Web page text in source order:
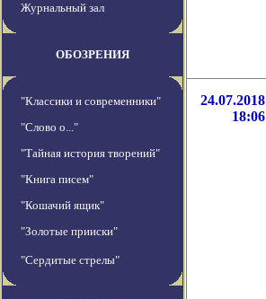
Журнальный зал
ОБОЗРЕНИЯ
"Классики и современники"
"Слово о..."
"Тайная история творений"
"Книга писем"
"Кошачий ящик"
"Золотые прииски"
"Сердитые стрелы"
24.07.2018
18:06